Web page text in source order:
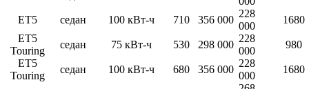
ET5 седан 100 кВт-ч 710 356 000
228
000
1680
ET5
Touring
седан 75 кВт-ч 530 298 000
228
000
980
ET5
Touring
седан 100 кВт-ч 680 356 000
228
000
1680